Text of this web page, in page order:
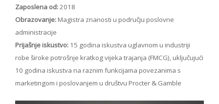
Zaposlena od:2018
Obrazovanje:Magistra znanosti u području poslovne
administracije
Prijašnje iskustvo: 15 godina iskustva uglavnom u industriji
robe široke potrošnje kratkog vijeka trajanja (FMCG), uključujući
10 godina iskustva na raznim funkcijama povezanima s
marketingom i poslovanjem u društvu Procter & Gamble